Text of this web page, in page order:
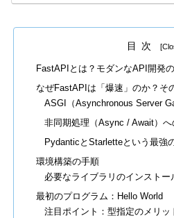
目次
FastAPIとは？モダンなAPI開発
なぜFastAPIは「爆速」のか？そ
ASGI（Asynchronous Server
非同期処理（Async / Await）
PydanticとStarletteという最強
環境構築の手順
必要なライブラリのインストー
最初のプログラム：Hello World
注目ポイント：型指定のメリッ